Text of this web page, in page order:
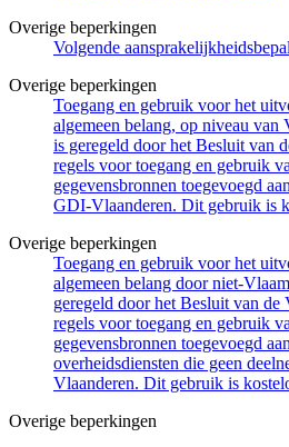
Overige beperkingen
Volgende
Overige beperkingen
Toegang en gebruik voor het
algemeen belang, op niveau van
is geregeld door het Besluit van
regels voor toegang en gebruik
gegevensbronnen toegevoegd
GDI-Vlaanderen. Dit gebruik is
Overige beperkingen
Toegang en gebruik voor het
algemeen belang door niet-
geregeld door het Besluit van de
regels voor toegang en gebruik
gegevensbronnen toegevoegd
overheidsdiensten die geen
Vlaanderen. Dit gebruik is
Overige beperkingen